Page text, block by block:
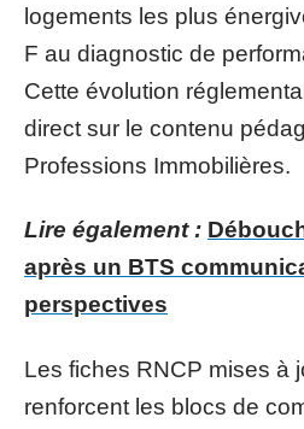
logements les plus
F au diagnostic de
Cette évolution
direct sur le contenu
Professions Immobilières.
Lire également :
après un BTS
perspectives
Les fiches RNCP mises à
renforcent les blocs de